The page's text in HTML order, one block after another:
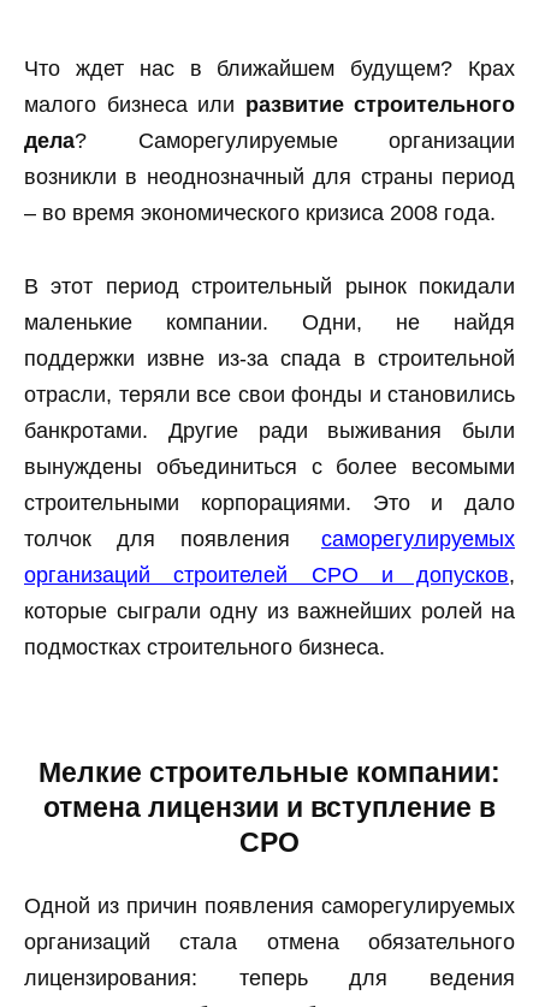
Что ждет нас в ближайшем будущем? Крах
малого бизнеса или развитие строительного
дела? Саморегулируемые организации
возникли в неоднозначный для страны период
– во время экономического кризиса 2008 года.
В этот период строительный рынок покидали
маленькие компании. Одни, не найдя
поддержки извне из-за спада в строительной
отрасли, теряли все свои фонды и становились
банкротами. Другие ради выживания были
вынуждены объединиться с более весомыми
строительными корпорациями. Это и дало
толчок для появления
саморегулируемых
организаций строителей СРО и допусков,
которые сыграли одну из важнейших ролей на
подмостках строительного бизнеса.
Мелкие строительные компании:
отмена лицензии и вступление в
СРО
Одной из причин появления саморегулируемых
организаций стала отмена обязательного
лицензирования: теперь для ведения